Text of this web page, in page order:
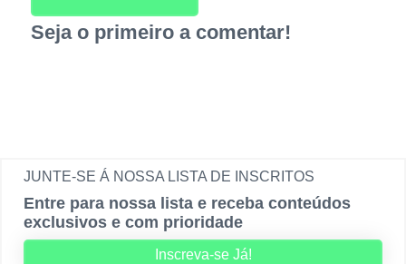
Seja o primeiro a comentar!
JUNTE-SE Á NOSSA LISTA DE INSCRITOS
Entre para nossa lista e receba conteúdos
exclusivos e com prioridade
Inscreva-se Já!